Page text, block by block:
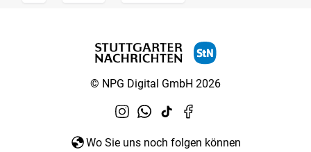
© NPG Digital GmbH 2026
Wo Sie uns noch folgen können